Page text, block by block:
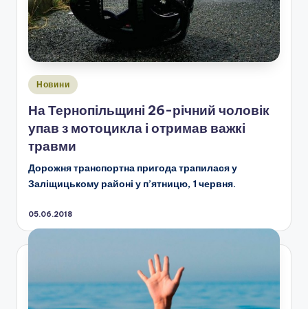
Опубліковано
Новини
На Тернопільщині 26-річний чоловік
упав з мотоцикла і отримав важкі
травми
Дорожня транспортна пригода трапилася у
Заліщицькому районі у п’ятницю, 1 червня.
05.06.2018